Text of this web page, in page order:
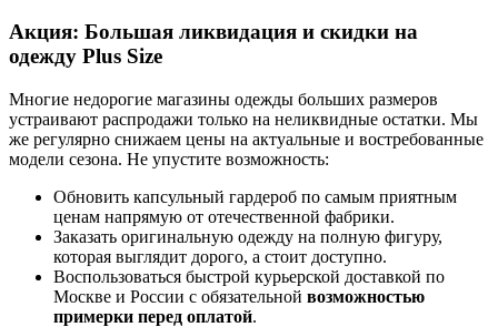
Акция: Большая ликвидация и скидки на
одежду Plus Size
Многие недорогие магазины одежды больших размеров
устраивают распродажи только на неликвидные остатки. Мы
же регулярно снижаем цены на актуальные и востребованные
модели сезона. Не упустите возможность:
Обновить капсульный гардероб по самым приятным
ценам напрямую от отечественной фабрики.
Заказать оригинальную одежду на полную фигуру,
которая выглядит дорого, а стоит доступно.
Воспользоваться быстрой курьерской доставкой по
Москве и России с обязательной возможностью
примерки перед оплатой.